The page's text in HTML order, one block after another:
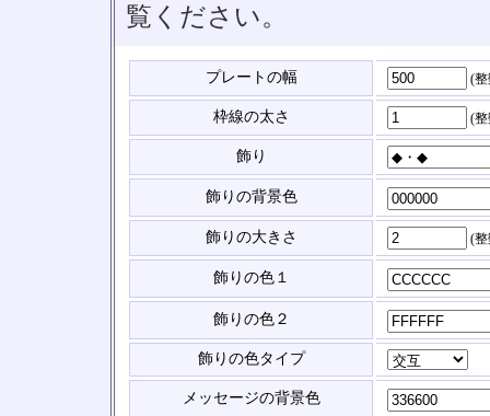
覧ください。
プレートの幅 (
枠線の太さ (
飾り
飾りの背景色
飾りの大きさ (
飾りの色１
飾りの色２
飾りの色タイプ
メッセージの背景色